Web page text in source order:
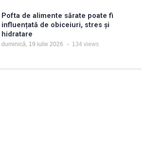
Pofta de alimente sărate poate fi
influențată de obiceiuri, stres și
hidratare
duminică, 19 iulie 2026 134 views